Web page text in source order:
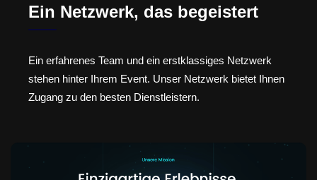
Ein Netzwerk, das begeistert
Ein erfahrenes Team und ein erstklassiges Netzwerk
stehen hinter Ihrem Event. Unser Netzwerk bietet Ihnen
Zugang zu den besten Dienstleistern.